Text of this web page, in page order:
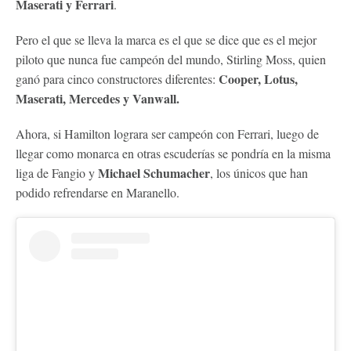
Maserati y Ferrari.
Pero el que se lleva la marca es el que se dice que es el mejor
piloto que nunca fue campeón del mundo, Stirling Moss, quien
ganó para cinco constructores diferentes: Cooper, Lotus,
Maserati, Mercedes y Vanwall.
Ahora, si Hamilton lograra ser campeón con Ferrari, luego de
llegar como monarca en otras escuderías se pondría en la misma
liga de Fangio yMichael Schumacher, los únicos que han
podido refrendarse en Maranello.